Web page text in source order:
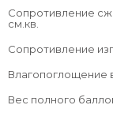
нельзя
эфир, 4,4-
Сопротивление
см.кв.
Сопротивление
Влагопоглощение
Вес полного